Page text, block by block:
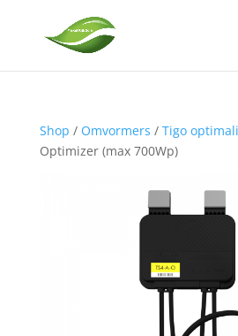
Shop / Omvormers / Tigo
Optimizer (max 700Wp)